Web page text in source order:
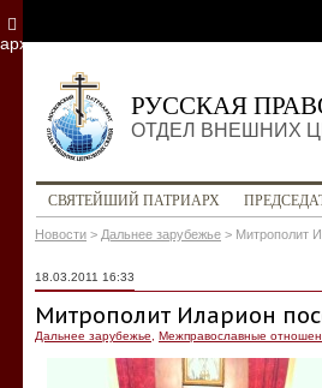
РУССКАЯ
ОТДЕЛ ВНЕШНИХ
СВЯТЕЙШИЙ ПАТРИАРХ
Новости > Дальнее зарубежье > Митрополит
18.03.2011 16:33
Митрополит Иларион
Дальнее зарубежье Межправославные
архив